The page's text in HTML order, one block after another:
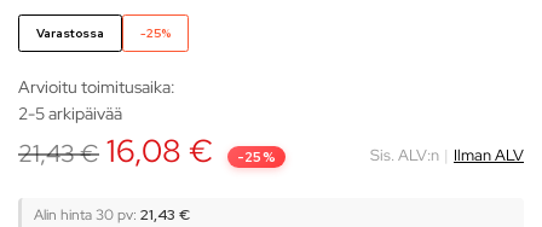
Varastossa -25%
Arvioitu toimitusaika:
2-5 arkipäivää
21,43€ 16,08 € -25% Sis. ALV:n | Ilman ALV
Alin hinta 30 pv: 21,43 €